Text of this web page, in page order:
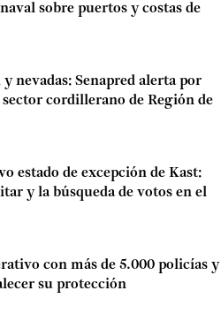
sobre puertos y costas de
nevadas: Senapred alerta por
cordillerano de Región de
estado de excepción de Kast:
y la búsqueda de votos en el
con más de 5.000 policías y
su protección